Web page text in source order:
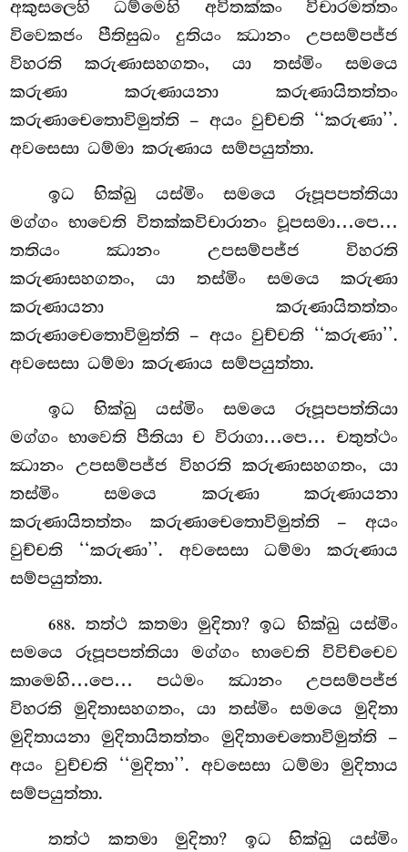
අකුසලෙහි ධම්මෙහි අවිතක්කං විචාරමත්තං
විවෙකජං පීතිසුඛං දුතියං ඣානං උපසම්පජ්ජ
විහරති කරුණාසහගතං, යා තස්මිං සමයෙ
කරුණා කරුණායනා කරුණායිතත්තං
කරුණාචෙතොවිමුත්ති – අයං වුච්චති ‘‘කරුණා’’.
අවසෙසා ධම්මා කරුණාය සම්පයුත්තා.
ඉධ භික්ඛු යස්මිං සමයෙ රූපූපපත්තියා
මග්ගං භාවෙති විතක්කවිචාරානං වූපසමා…පෙ…
තතියං ඣානං උපසම්පජ්ජ විහරති
කරුණාසහගතං, යා තස්මිං සමයෙ කරුණා
කරුණායනා කරුණායිතත්තං
කරුණාචෙතොවිමුත්ති – අයං වුච්චති ‘‘කරුණා’’.
අවසෙසා ධම්මා කරුණාය සම්පයුත්තා.
ඉධ භික්ඛු යස්මිං සමයෙ රූපූපපත්තියා
මග්ගං භාවෙති පීතියා ච විරාගා…පෙ… චතුත්ථං
ඣානං උපසම්පජ්ජ විහරති කරුණාසහගතං, යා
තස්මිං සමයෙ කරුණා කරුණායනා
කරුණායිතත්තං කරුණාචෙතොවිමුත්ති – අයං
වුච්චති ‘‘කරුණා’’. අවසෙසා ධම්මා කරුණාය
සම්පයුත්තා.
688. තත්ථ කතමා මුදිතා? ඉධ භික්ඛු යස්මිං
සමයෙ රූපූපපත්තියා මග්ගං භාවෙති විවිච්චෙව
කාමෙහි…පෙ… පඨමං ඣානං උපසම්පජ්ජ
විහරති මුදිතාසහගතං, යා තස්මිං සමයෙ මුදිතා
මුදිතායනා මුදිතායිතත්තං මුදිතාචෙතොවිමුත්ති –
අයං වුච්චති ‘‘මුදිතා’’. අවසෙසා ධම්මා මුදිතාය
සම්පයුත්තා.
තත්ථ කතමා මුදිතා? ඉධ භික්ඛු යස්මිං